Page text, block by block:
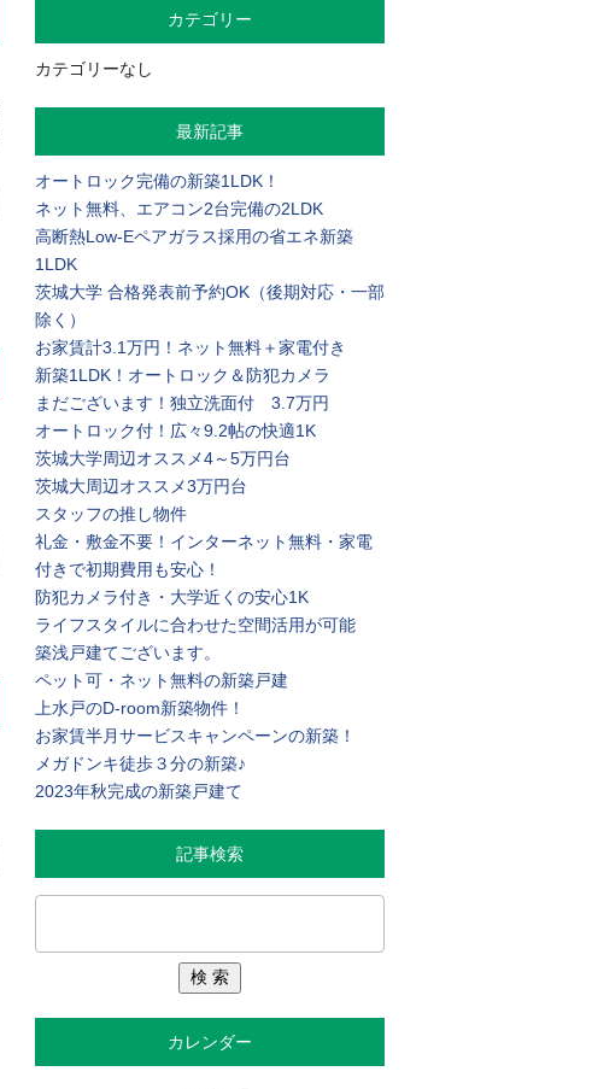
カテゴリー
カテゴリーなし
最新記事
オートロック完備の新築1LDK！
ネット無料、エアコン2台完備の2LDK
高断熱Low-Eペアガラス採用の省エネ新築
1LDK
茨城大学 合格発表前予約OK（後期対応・一部
除く）
お家賃計3.1万円！ネット無料＋家電付き
新築1LDK！オートロック＆防犯カメラ
まだございます！独立洗面付 3.7万円
オートロック付！広々9.2帖の快適1K
茨城大学周辺オススメ4～5万円台
茨城大周辺オススメ3万円台
スタッフの推し物件
礼金・敷金不要！インターネット無料・家電
付きで初期費用も安心！
防犯カメラ付き・大学近くの安心1K
ライフスタイルに合わせた空間活用が可能
築浅戸建てございます。
ペット可・ネット無料の新築戸建
上水戸のD-room新築物件！
お家賃半月サービスキャンペーンの新築！
メガドンキ徒歩３分の新築♪
2023年秋完成の新築戸建て
記事検索
カレンダー